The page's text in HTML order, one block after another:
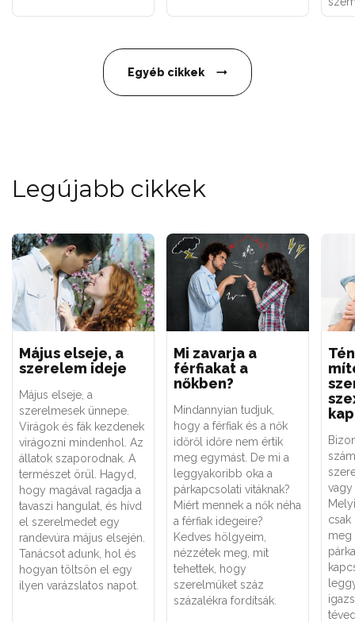
Egyéb cikkek
Legújabb cikkek
Május elseje, a
szerelem ideje
Május elseje, a
szerelmesek ünnepe.
Virágok és fák kezdenek
virágozni mindenhol. Az
állatok szaporodnak. A
természet örül. Hagyd,
hogy magával ragadja a
tavaszi hangulat, és hívd
el szerelmedet egy
randevúra május elsején.
Tanácsot adunk, hol és
hogyan töltsön el egy
ilyen varázslatos napot.
Mi zavarja a
férfiakat a
nőkben?
Mindannyian tudjuk,
hogy a férfiak és a nők
időről időre nem értik
meg egymást. De mi a
leggyakoribb oka a
párkapcsolati vitáknak?
Miért mennek a nők néha
a férfiak idegeire?
Kedves hölgyeim,
nézzétek meg, mit
tehettek, hogy
szerelmüket száz
százalékra fordítsák.
vagy
csak
meg